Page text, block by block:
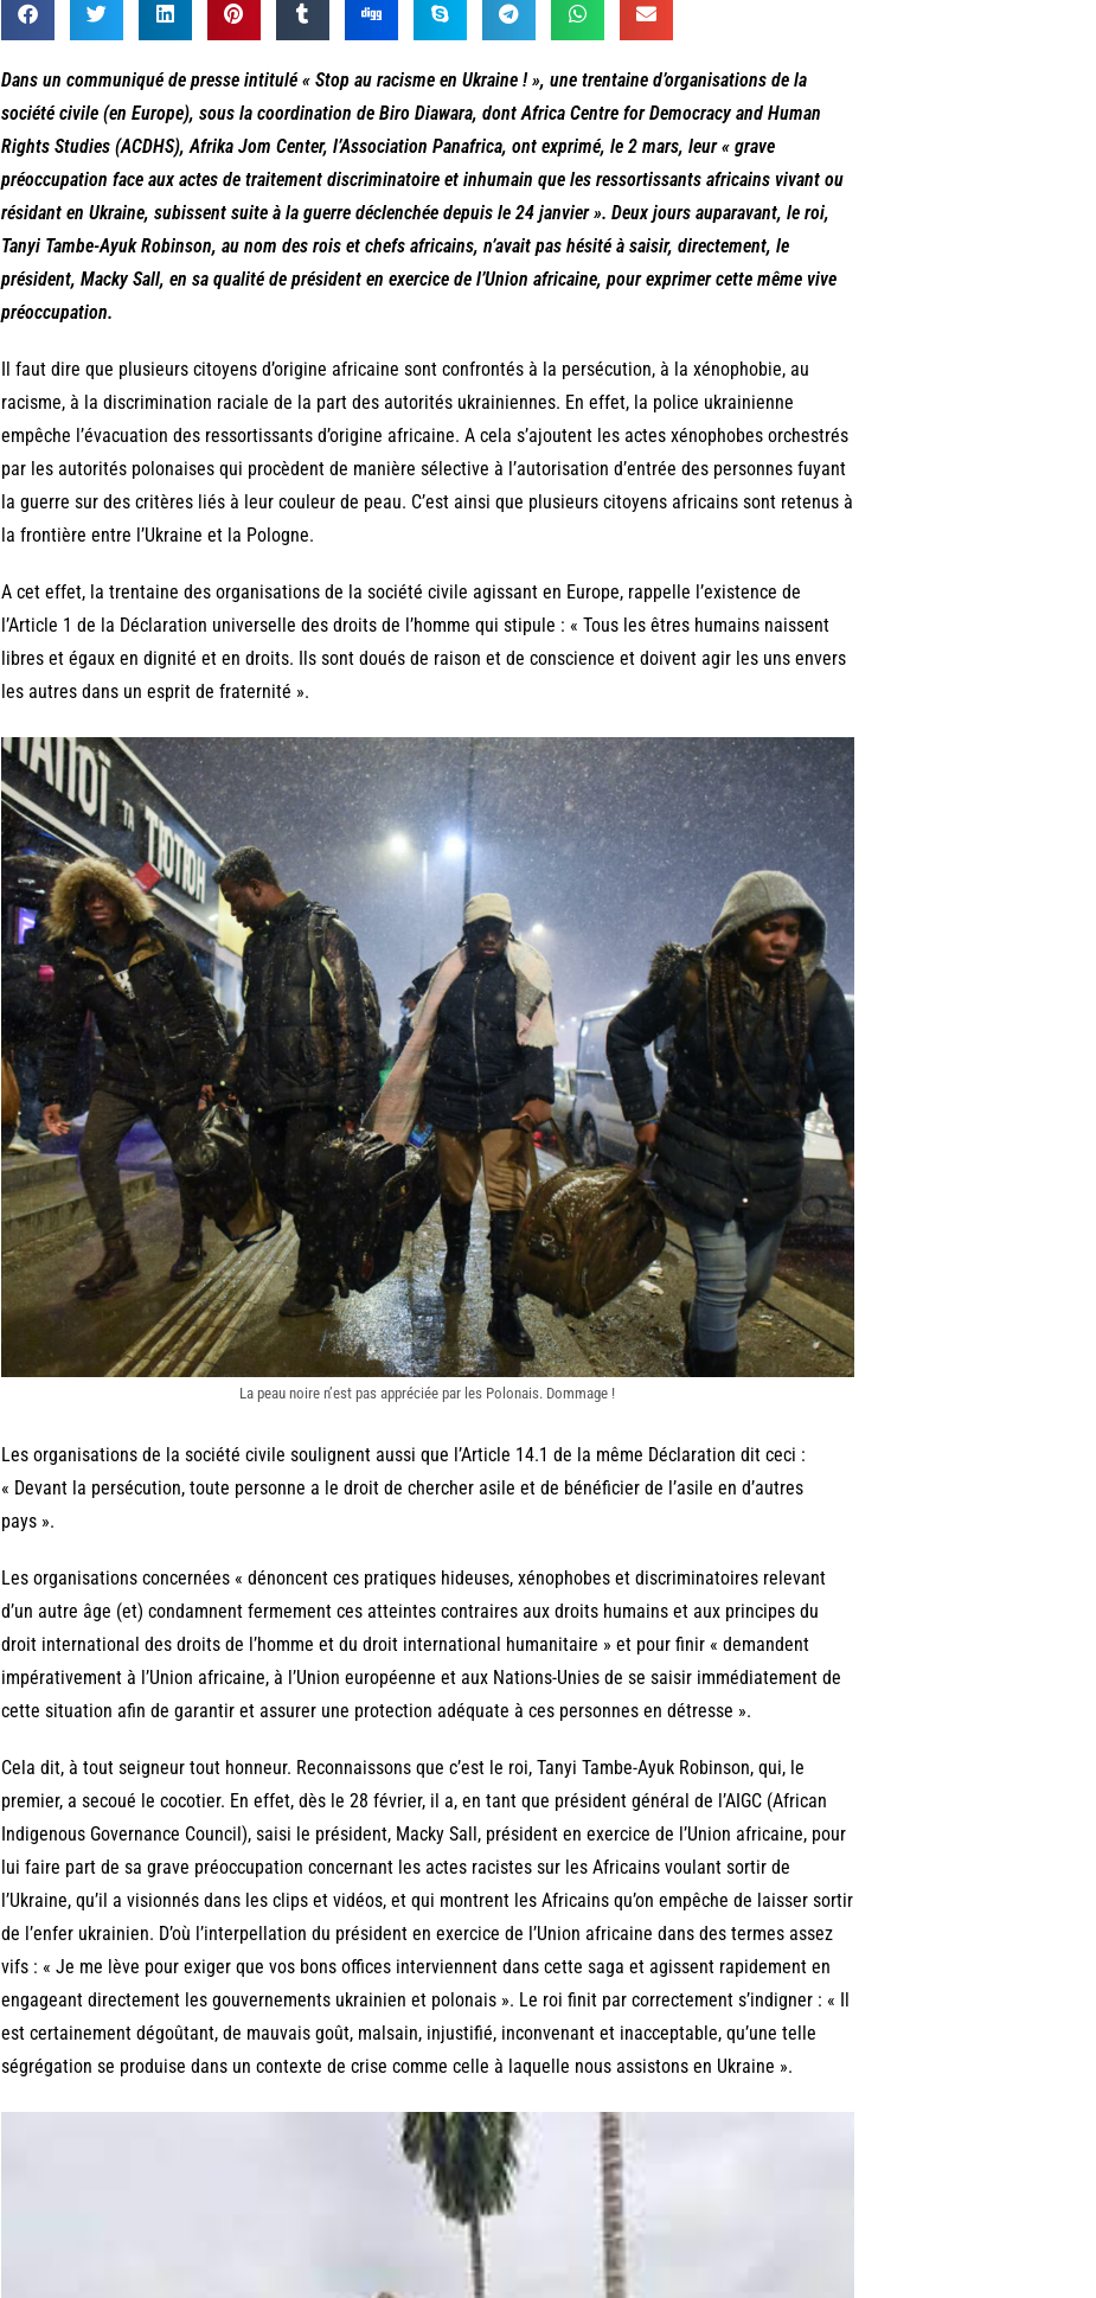
Dans un communiqué de presse intitulé « Stop au racisme en Ukraine ! », une trentaine d’organisations de la
société civile (en Europe), sous la coordination de Biro Diawara, dont Africa Centre for Democracy and Human
Rights Studies (ACDHS), Afrika Jom Center, l’Association Panafrica, ont exprimé, le 2 mars, leur « grave
préoccupation face aux actes de traitement discriminatoire et inhumain que les ressortissants africains vivant ou
résidant en Ukraine, subissent suite à la guerre déclenchée depuis le 24 janvier ». Deux jours auparavant, le roi,
Tanyi Tambe-Ayuk Robinson, au nom des rois et chefs africains, n’avait pas hésité à saisir, directement, le
président, Macky Sall, en sa qualité de président en exercice de l’Union africaine, pour exprimer cette même vive
préoccupation.
Il faut dire que plusieurs citoyens d’origine africaine sont confrontés à la persécution, à la xénophobie, au
racisme, à la discrimination raciale de la part des autorités ukrainiennes. En effet, la police ukrainienne
empêche l’évacuation des ressortissants d’origine africaine. A cela s’ajoutent les actes xénophobes orchestrés
par les autorités polonaises qui procèdent de manière sélective à l’autorisation d’entrée des personnes fuyant
la guerre sur des critères liés à leur couleur de peau. C’est ainsi que plusieurs citoyens africains sont retenus à
la frontière entre l’Ukraine et la Pologne.
A cet effet, la trentaine des organisations de la société civile agissant en Europe, rappelle l’existence de
l’Article 1 de la Déclaration universelle des droits de l’homme qui stipule : « Tous les êtres humains naissent
libres et égaux en dignité et en droits. Ils sont doués de raison et de conscience et doivent agir les uns envers
les autres dans un esprit de fraternité ».
La peau noire n’est pas appréciée par les Polonais. Dommage !
Les organisations de la société civile soulignent aussi que l’Article 14.1 de la même Déclaration dit ceci :
« Devant la persécution, toute personne a le droit de chercher asile et de bénéficier de l’asile en d’autres
pays ».
Les organisations concernées « dénoncent ces pratiques hideuses, xénophobes et discriminatoires relevant
d’un autre âge (et) condamnent fermement ces atteintes contraires aux droits humains et aux principes du
droit international des droits de l’homme et du droit international humanitaire » et pour finir « demandent
impérativement à l’Union africaine, à l’Union européenne et aux Nations-Unies de se saisir immédiatement de
cette situation afin de garantir et assurer une protection adéquate à ces personnes en détresse ».
Cela dit, à tout seigneur tout honneur. Reconnaissons que c’est le roi, Tanyi Tambe-Ayuk Robinson, qui, le
premier, a secoué le cocotier. En effet, dès le 28 février, il a, en tant que président général de l’AIGC (African
Indigenous Governance Council), saisi le président, Macky Sall, président en exercice de l’Union africaine, pour
lui faire part de sa grave préoccupation concernant les actes racistes sur les Africains voulant sortir de
l’Ukraine, qu’il a visionnés dans les clips et vidéos, et qui montrent les Africains qu’on empêche de laisser sortir
de l’enfer ukrainien. D’où l’interpellation du président en exercice de l’Union africaine dans des termes assez
vifs : « Je me lève pour exiger que vos bons offices interviennent dans cette saga et agissent rapidement en
engageant directement les gouvernements ukrainien et polonais ». Le roi finit par correctement s’indigner : « Il
est certainement dégoûtant, de mauvais goût, malsain, injustifié, inconvenant et inacceptable, qu’une telle
ségrégation se produise dans un contexte de crise comme celle à laquelle nous assistons en Ukraine ».